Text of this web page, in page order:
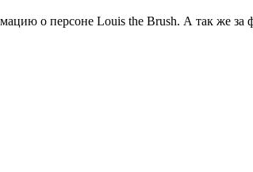
о персоне Louis the Brush. А так же за